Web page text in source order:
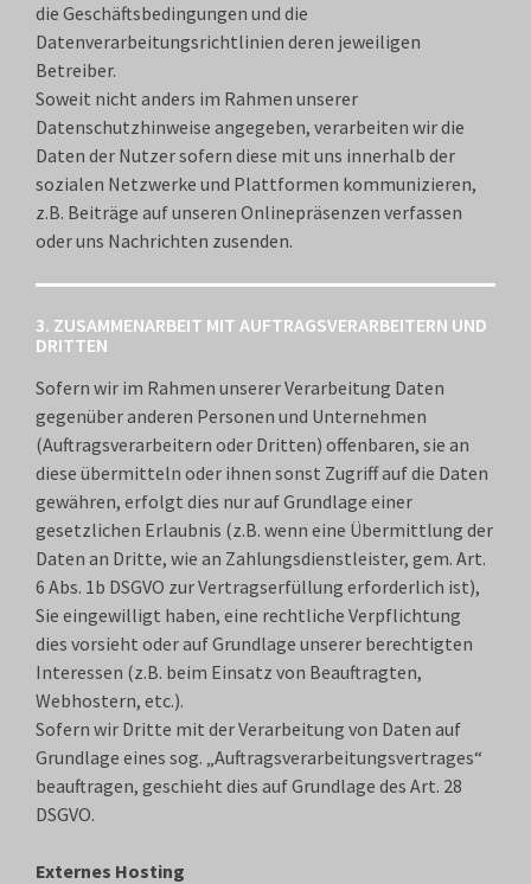
die Geschäftsbedingungen und die
Datenverarbeitungsrichtlinien deren jeweiligen
Betreiber.
Soweit nicht anders im Rahmen unserer
Datenschutzhinweise angegeben, verarbeiten wir die
Daten der Nutzer sofern diese mit uns innerhalb der
sozialen Netzwerke und Plattformen kommunizieren,
z.B. Beiträge auf unseren Onlinepräsenzen verfassen
oder uns Nachrichten zusenden.
3. ZUSAMMENARBEIT MIT AUFTRAGSVERARBEITERN UND
DRITTEN
Sofern wir im Rahmen unserer Verarbeitung Daten
gegenüber anderen Personen und Unternehmen
(Auftragsverarbeitern oder Dritten) offenbaren, sie an
diese übermitteln oder ihnen sonst Zugriff auf die Daten
gewähren, erfolgt dies nur auf Grundlage einer
gesetzlichen Erlaubnis (z.B. wenn eine Übermittlung der
Daten an Dritte, wie an Zahlungsdienstleister, gem. Art.
6 Abs. 1b DSGVO zur Vertragserfüllung erforderlich ist),
Sie eingewilligt haben, eine rechtliche Verpflichtung
dies vorsieht oder auf Grundlage unserer berechtigten
Interessen (z.B. beim Einsatz von Beauftragten,
Webhostern, etc.).
Sofern wir Dritte mit der Verarbeitung von Daten auf
Grundlage eines sog. „Auftragsverarbeitungsvertrages“
beauftragen, geschieht dies auf Grundlage des Art. 28
DSGVO.
Externes Hosting